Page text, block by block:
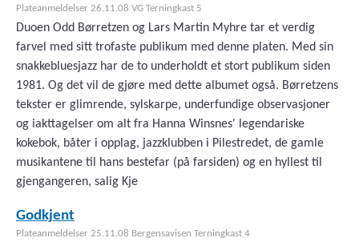
Plateanmeldelser 26.11.08 VG Terningkast 5
Duoen Odd Børretzen og Lars Martin Myhre tar et verdig
farvel med sitt trofaste publikum med denne platen. Med sin
snakkebluesjazz har de to underholdt et stort publikum siden
1981. Og det vil de gjøre med dette albumet også. Børretzens
tekster er glimrende, sylskarpe, underfundige observasjoner
og iakttagelser om alt fra Hanna Winsnes' legendariske
kokebok, båter i opplag, jazzklubben i Pilestredet, de gamle
musikantene til hans bestefar (på farsiden) og en hyllest til
gjengangeren, salig Kje
Godkjent
Plateanmeldelser 25.11.08 Bergensavisen Terningkast 4